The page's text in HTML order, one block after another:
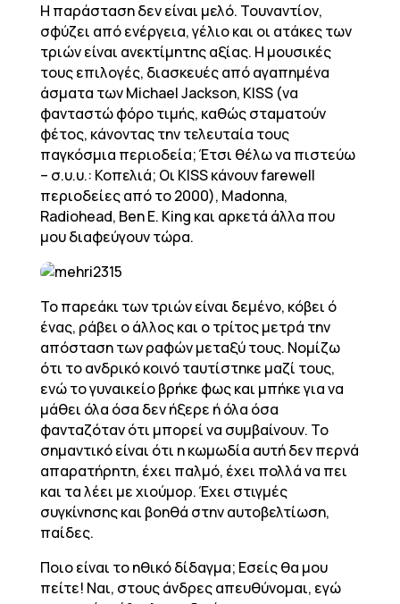
Η παράσταση δεν είναι μελό. Τουναντίον,
σφύζει από ενέργεια, γέλιο και οι ατάκες των
τριών είναι ανεκτίμητης αξίας. Η μουσικές
τους επιλογές, διασκευές από αγαπημένα
άσματα των Michael Jackson, KISS (να
φανταστώ φόρο τιμής, καθώς σταματούν
φέτος, κάνοντας την τελευταία τους
παγκόσμια περιοδεία; Έτσι θέλω να πιστεύω
– σ.υ.υ.: Κοπελιά; Οι KISS κάνουν farewell
περιοδείες από το 2000), Madonna,
Radiohead, Ben E. King και αρκετά άλλα που
μου διαφεύγουν τώρα.
Το παρεάκι των τριών είναι δεμένο, κόβει ό
ένας, ράβει ο άλλος και ο τρίτος μετρά την
απόσταση των ραφών μεταξύ τους. Νομίζω
ότι το ανδρικό κοινό ταυτίστηκε μαζί τους,
ενώ το γυναικείο βρήκε φως και μπήκε για να
μάθει όλα όσα δεν ήξερε ή όλα όσα
φανταζόταν ότι μπορεί να συμβαίνουν. Το
σημαντικό είναι ότι η κωμωδία αυτή δεν περνά
απαρατήρητη, έχει παλμό, έχει πολλά να πει
και τα λέει με χιούμορ. Έχει στιγμές
συγκίνησης και βοηθά στην αυτοβελτίωση,
παίδες.
Ποιο είναι το ηθικό δίδαγμα; Εσείς θα μου
πείτε! Ναι, στους άνδρες απευθύνομαι, εγώ